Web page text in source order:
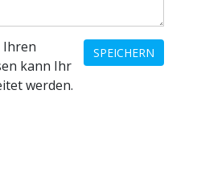
SPEICHERN
Ihren
kann Ihr
werden.